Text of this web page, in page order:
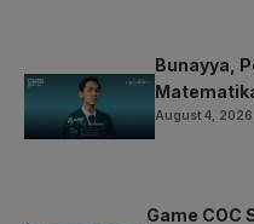
Bunayya,
August 4, 2026
Game COC